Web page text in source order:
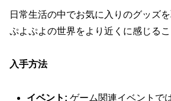
日常生活の中でお気に入りのグッズ
ぷよぷよの世界をより近くに感じるこ
入手方法
イベント: ゲーム関連イベントで